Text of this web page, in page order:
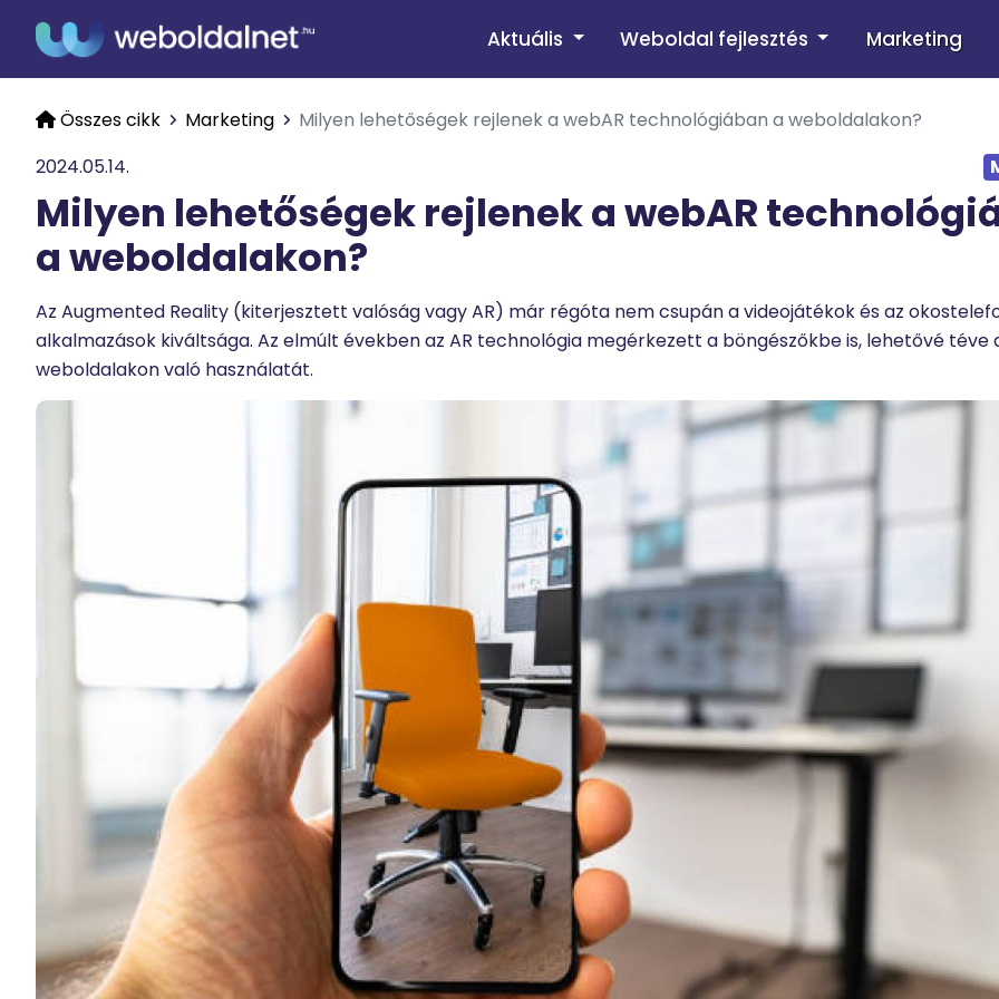
Aktuális Weboldal fejlesztés Marketing
Összes cikk Marketing
Milyen lehetőségek rejlenek a webAR technológiában a weboldalakon?
2024.05.14.
Milyen lehetőségek rejlenek a webAR
a weboldalakon?
Az Augmented Reality (kiterjesztett valóság vagy AR) már régóta nem csupán a videojátékok és az
alkalmazások kiváltsága. Az elmúlt években az AR technológia megérkezett a böngészőkbe is, lehetővé téve
weboldalakon való használatát.